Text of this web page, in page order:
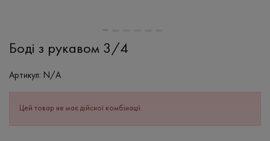
Боді з рукавом 3/4
Артикул: N/A
Цей товар не має дійсної комбінації.